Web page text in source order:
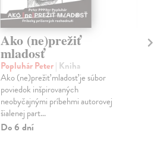
Ako (ne)prežiť
mladosť
Popluhár Peter| Kniha
Ako (ne)prežiť mladosť je súbor
poviedok inšpirovaných
neobyčajnými príbehmi autorovej
šialenej part...
Do 6 dní